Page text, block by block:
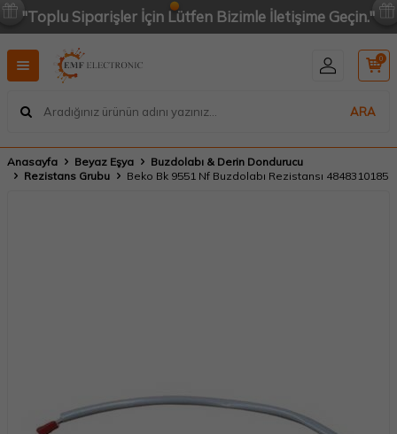
"Toplu Siparişler İçin Lütfen Bizimle İletişime Geçin."
ARA
0
Anasayfa Beyaz Eşya
Buzdolabı & Derin Dondurucu
Rezistans Grubu
Beko Bk 9551 Nf Buzdolabı Rezistansı 4848310185